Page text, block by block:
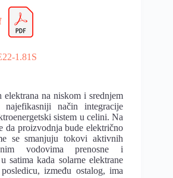
1.81S
elektrana na niskom i srednjem
najefikasniji način integracije
sistem u celini. Na
da proizvodnja bude električno
se smanjuju tokovi aktivnih
vodovima prenosne i
satima kada solarne elektrane
između ostalog, ima